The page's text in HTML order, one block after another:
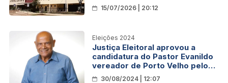
15/07/2026 | 20:12
Eleições 2024
Justiça Eleitoral aprovou a
candidatura do Pastor Evanildo
vereador de Porto Velho pelo
PRTB
30/08/2024 | 12:07